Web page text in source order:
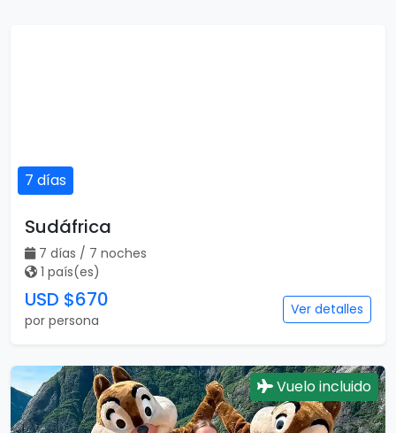
7 días
Sudáfrica
7 días / 7 noches
1 país(es)
USD $670
por persona
Ver detalles
Vuelo incluido